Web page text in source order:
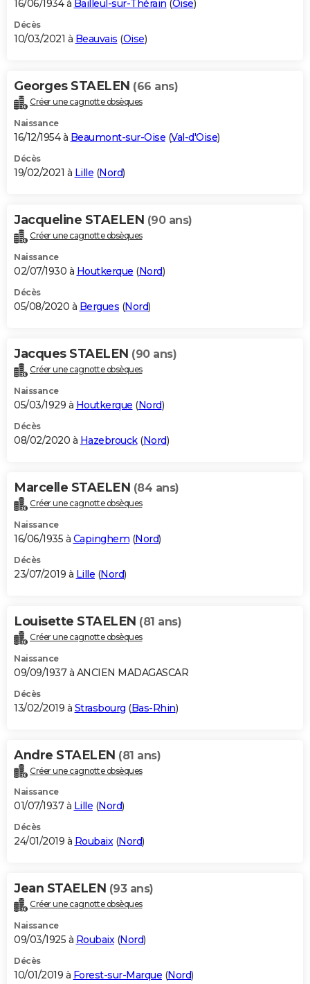
16/06/1934 à Bailleul-sur-Thérain (Oise)
Décès
10/03/2021 à Beauvais (Oise)
Georges STAELEN (66 ans)
Créer une cagnotte obsèques
Naissance
16/12/1954 à Beaumont-sur-Oise (Val-d'Oise)
Décès
19/02/2021 à Lille (Nord)
Jacqueline STAELEN (90 ans)
Créer une cagnotte obsèques
Naissance
02/07/1930 à Houtkerque (Nord)
Décès
05/08/2020 à Bergues (Nord)
Jacques STAELEN (90 ans)
Créer une cagnotte obsèques
Naissance
05/03/1929 à Houtkerque (Nord)
Décès
08/02/2020 à Hazebrouck(Nord)
Marcelle STAELEN (84 ans)
Créer une cagnotte obsèques
Naissance
16/06/1935 à Capinghem (Nord)
Décès
23/07/2019 à Lille (Nord)
Louisette STAELEN (81 ans)
Créer une cagnotte obsèques
Naissance
09/09/1937 à ANCIEN MADAGASCAR
Décès
13/02/2019 à Strasbourg (Bas-Rhin)
Andre STAELEN (81 ans)
Créer une cagnotte obsèques
Naissance
01/07/1937 à Lille (Nord)
Décès
24/01/2019 à Roubaix(Nord)
Jean STAELEN (93 ans)
Créer une cagnotte obsèques
Naissance
09/03/1925 à Roubaix(Nord)
Décès
10/01/2019 à Forest-sur-Marque (Nord)